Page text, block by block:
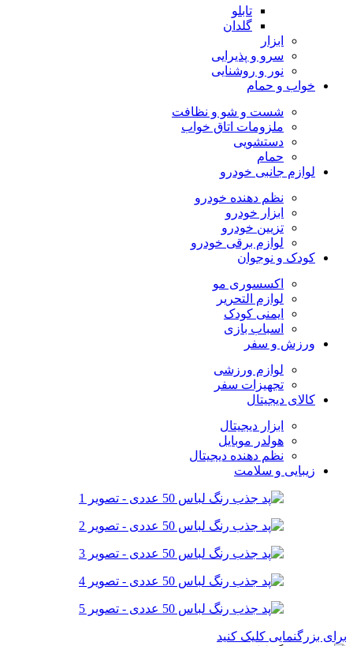
تابلو
گلدان
ابزار
سرو و پذیرایی
نور و روشنایی
خواب و حمام
شست و شو و نظافت
ملزومات اتاق خواب
دستشویی
حمام
لوازم جانبی خودرو
نظم دهنده خودرو
ابزار خودرو
تزیین خودرو
لوازم برقی خودرو
کودک و نوجوان
اکسسوری مو
لوازم التحریر
ایمنی کودک
اسباب بازی
ورزش و سفر
لوازم ورزشی
تجهیزات سفر
کالای دیجیتال
ابزار دیجیتال
هولدر موبایل
نظم دهنده دیجیتال
زیبایی و سلامت
برای بزرگنمایی کلیک کنید